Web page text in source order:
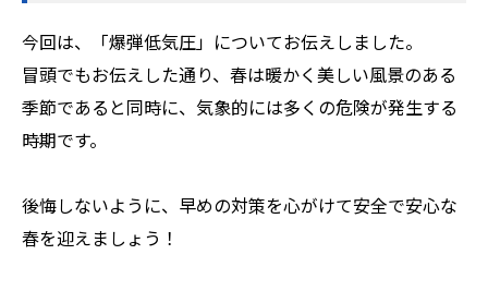
今回は、「爆弾低気圧」についてお伝えしました。
冒頭でもお伝えした通り、春は暖かく美しい風景のある
季節であると同時に、気象的には多くの危険が発生する
時期です。
後悔しないように、早めの対策を心がけて安全で安心な
春を迎えましょう！